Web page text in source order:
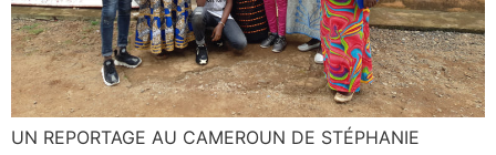
UN REPORTAGE AU CAMEROUN DE STÉPHANIE